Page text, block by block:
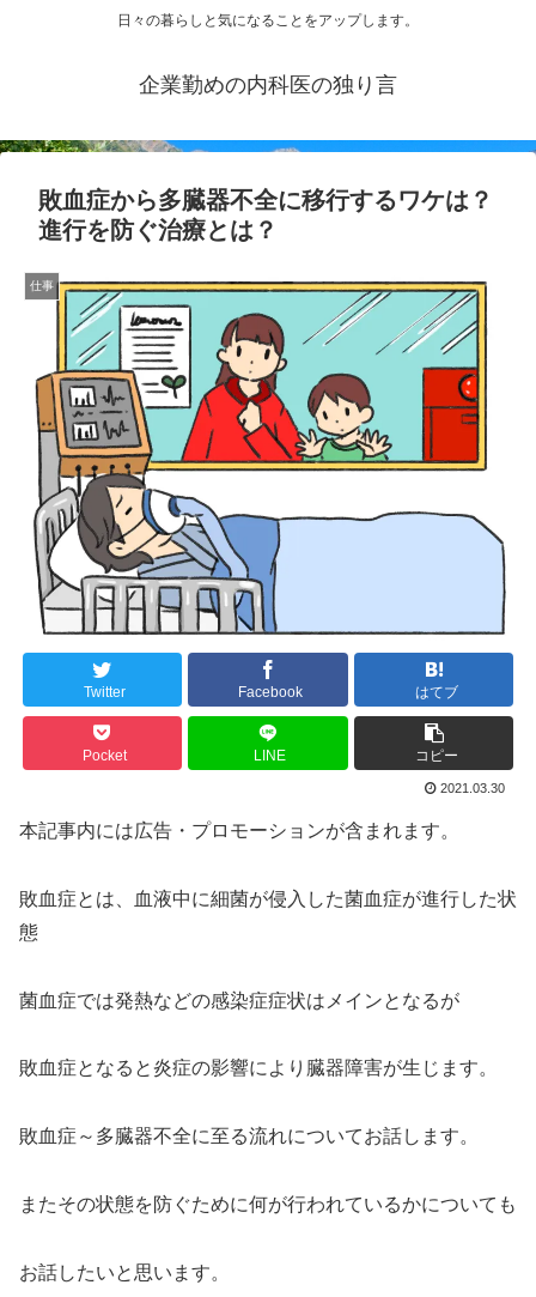
日々の暮らしと気になることをアップします。
企業勤めの内科医の独り言
敗血症から多臓器不全に移行するワケは？
進行を防ぐ治療とは？
仕事
Twitter Facebook はてブ
Pocket LINE コピー
2021.03.30
本記事内には広告・プロモーションが含まれます。
敗血症とは、血液中に細菌が侵入した菌血症が進行した状
態
菌血症では発熱などの感染症症状はメインとなるが
敗血症となると炎症の影響により臓器障害が生じます。
敗血症～多臓器不全に至る流れについてお話します。
またその状態を防ぐために何が行われているかについても
お話したいと思います。